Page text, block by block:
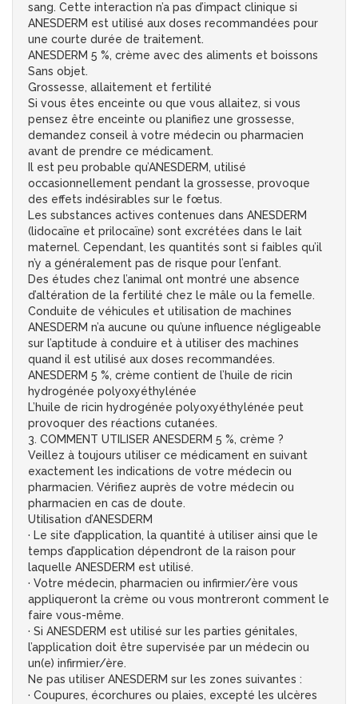
sang. Cette interaction n’a pas d’impact clinique si
ANESDERM est utilisé aux doses recommandées pour
une courte durée de traitement.
ANESDERM 5 %, crème avec des aliments et boissons
Sans objet.
Grossesse, allaitement et fertilité
Si vous êtes enceinte ou que vous allaitez, si vous
pensez être enceinte ou planifiez une grossesse,
demandez conseil à votre médecin ou pharmacien
avant de prendre ce médicament.
Il est peu probable qu’ANESDERM, utilisé
occasionnellement pendant la grossesse, provoque
des effets indésirables sur le fœtus.
Les substances actives contenues dans ANESDERM
(lidocaïne et prilocaïne) sont excrétées dans le lait
maternel. Cependant, les quantités sont si faibles qu’il
n’y a généralement pas de risque pour l’enfant.
Des études chez l’animal ont montré une absence
d’altération de la fertilité chez le mâle ou la femelle.
Conduite de véhicules et utilisation de machines
ANESDERM n’a aucune ou qu’une influence négligeable
sur l’aptitude à conduire et à utiliser des machines
quand il est utilisé aux doses recommandées.
ANESDERM 5 %, crème contient de l’huile de ricin
hydrogénée polyoxyéthylénée
L’huile de ricin hydrogénée polyoxyéthylénée peut
provoquer des réactions cutanées.
3. COMMENT UTILISER ANESDERM 5 %, crème ?
Veillez à toujours utiliser ce médicament en suivant
exactement les indications de votre médecin ou
pharmacien. Vérifiez auprès de votre médecin ou
pharmacien en cas de doute.
Utilisation d’ANESDERM
· Le site d’application, la quantité à utiliser ainsi que le
temps d’application dépendront de la raison pour
laquelle ANESDERM est utilisé.
· Votre médecin, pharmacien ou infirmier/ère vous
appliqueront la crème ou vous montreront comment le
faire vous-même.
· Si ANESDERM est utilisé sur les parties génitales,
l’application doit être supervisée par un médecin ou
un(e) infirmier/ère.
Ne pas utiliser ANESDERM sur les zones suivantes :
· Coupures, écorchures ou plaies, excepté les ulcères